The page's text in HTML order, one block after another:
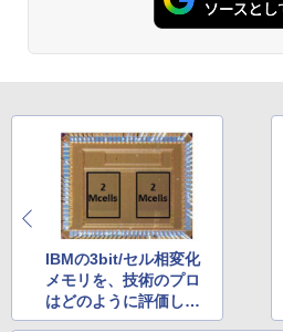
￥6,280
まで】 モニタ
イ ベゼル デ
モニター 壁掛
nc 21.5イン
ライトカット
ノングレア
￥9,480
町人Aは悪役
￥726
4
キングダム 80
クス） [ 原 泰
￥770
【2026年アップ
レスイヤホン
軽量 ブルートゥ
るーとゅーす コ
セリング 自動ペ
付き 防水 タッ
学/WEB会議(ホ
On My Road
￥250
￥1,380
￥1,117
by Amazon 炭
強炭酸水 ペット
art Basic)
￥1,625
コミックス
￥572
IBMの3bit/セル相変化
メモリを、技術のプロ
はどのように評価した
か